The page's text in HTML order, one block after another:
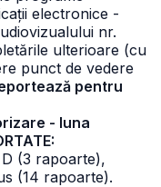
electronice -
nr.
ulterioare (cu
punct de vedere
pentru
- luna
(3 rapoarte),
(14 rapoarte).